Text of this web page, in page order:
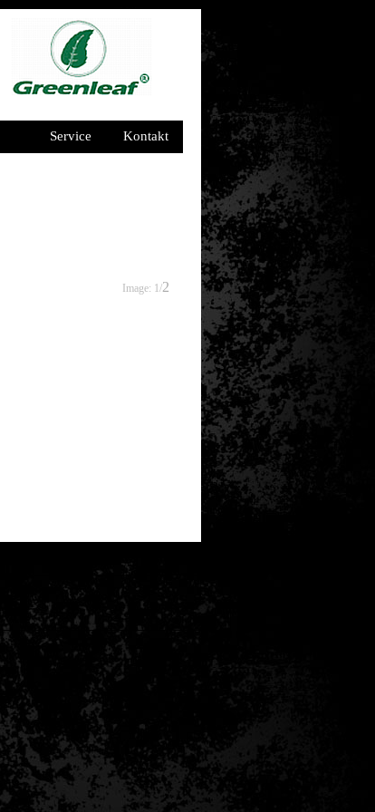
Service Kontakt
Image: 1/2